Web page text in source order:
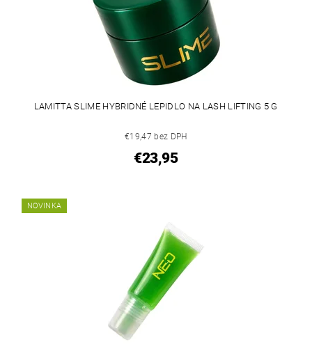
LAMITTA SLIME HYBRIDNÉ LEPIDLO NA LASH LIFTING 5 G
€19,47 bez DPH
€23,95
NOVINKA